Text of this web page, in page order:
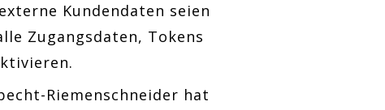
Kundendaten seien
Zugangsdaten, Tokens
Riemenschneider hat